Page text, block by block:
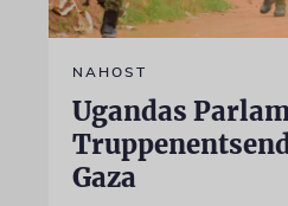
NAHOST
Ugandas
Gaza